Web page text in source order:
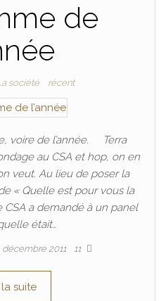
de
société récent
voire de l’année. Terra
au CSA et hop, on en
veut. Au lieu de poser la
« Quelle est pour vous la
CSA a demandé à un panel
était…
décembre 2011 11
la suite